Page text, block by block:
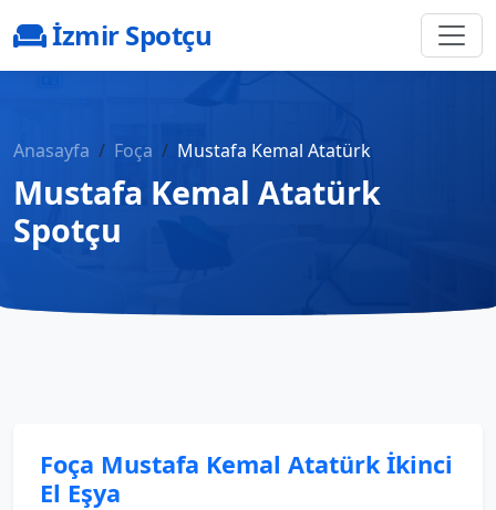
İzmir Spotçu
Anasayfa Foça Mustafa Kemal Atatürk
Mustafa Kemal Atatürk
Spotçu
Foça Mustafa Kemal Atatürk İkinci
El Eşya